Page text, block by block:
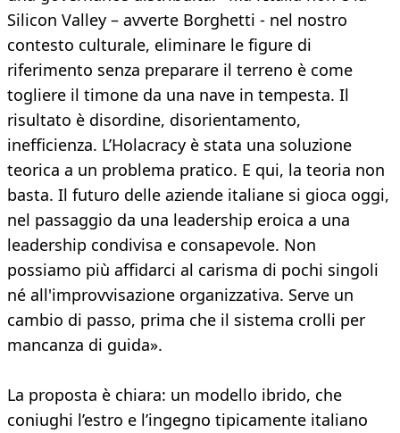
Silicon Valley – avverte Borghetti - nel nostro
contesto culturale, eliminare le figure di
riferimento senza preparare il terreno è come
togliere il timone da una nave in tempesta. Il
risultato è disordine, disorientamento,
inefficienza. L’Holacracy è stata una soluzione
teorica a un problema pratico. E qui, la teoria non
basta. Il futuro delle aziende italiane si gioca oggi,
nel passaggio da una leadership eroica a una
leadership condivisa e consapevole. Non
possiamo più affidarci al carisma di pochi singoli
né all'improvvisazione organizzativa. Serve un
cambio di passo, prima che il sistema crolli per
mancanza di guida».
La proposta è chiara: un modello ibrido, che
coniughi l’estro e l’ingegno tipicamente italiano